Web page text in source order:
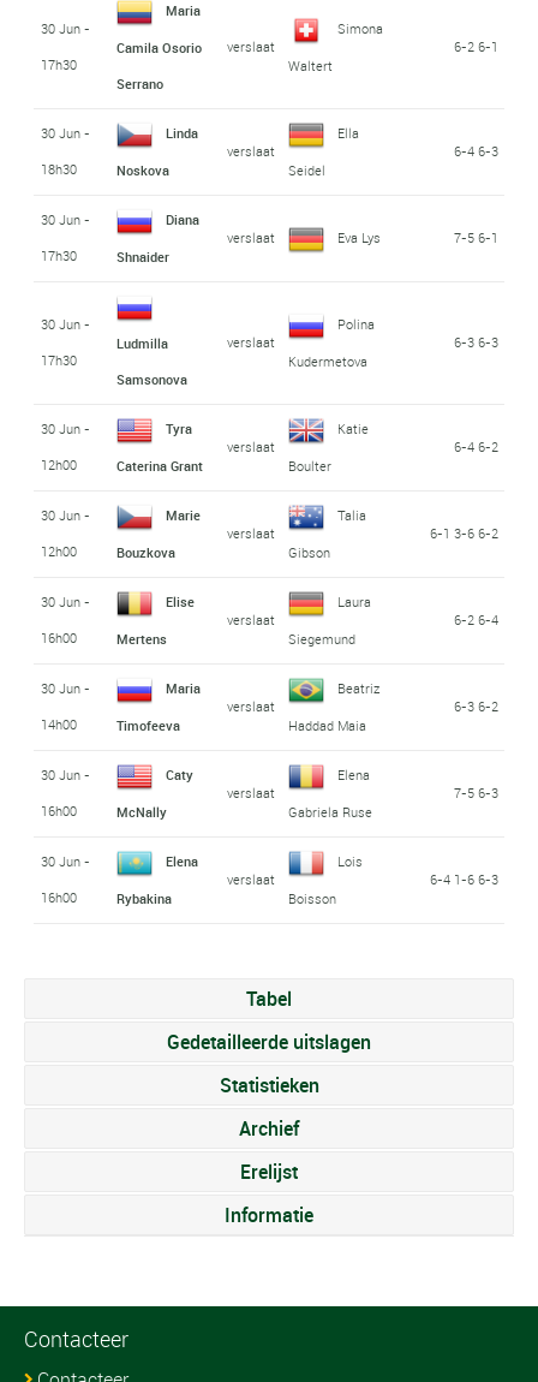
30 Jun -
17h30
Maria
Camila Osorio
Serrano
verslaat
Simona
Waltert
6-2 6-1
30 Jun -
18h30
Linda
Noskova
verslaat
Ella
Seidel
6-4 6-3
30 Jun -
17h30
Diana
Shnaider
verslaat Eva Lys 7-5 6-1
30 Jun -
17h30
Ludmilla
Samsonova
verslaat
Polina
Kudermetova
6-3 6-3
30 Jun -
12h00
Tyra
Caterina Grant
verslaat
Katie
Boulter
6-4 6-2
30 Jun -
12h00
Marie
Bouzkova
verslaat
Talia
Gibson
6-1 3-6 6-2
30 Jun -
16h00
Elise
Mertens
verslaat
Laura
Siegemund
6-2 6-4
30 Jun -
14h00
Maria
Timofeeva
verslaat
Beatriz
Haddad Maia
6-3 6-2
30 Jun -
16h00
Caty
McNally
verslaat
Elena
Gabriela Ruse
7-5 6-3
30 Jun -
16h00
Elena
Rybakina
verslaat
Lois
Boisson
6-4 1-6 6-3
Tabel
Gedetailleerde uitslagen
Statistieken
Archief
Erelijst
Informatie
Contacteer